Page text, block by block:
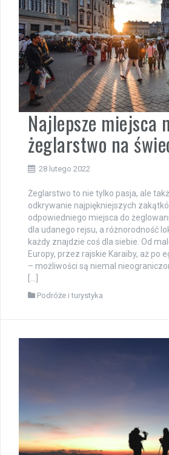
Najlepsze miejsca
żeglarstwo na
28 lutego 2022
Żeglarstwo to nie tylko pasja, ale
odkrywanie najpiękniejszych
odpowiedniego miejsca do
dla udanego rejsu, a różnorodność
każdy znajdzie coś dla siebie. Od
Europy, przez rajskie Karaiby, aż po
– możliwości są niemal
[…]
Podróże i turystyka